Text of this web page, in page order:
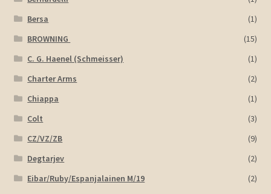
Bersa
(1)
BROWNING
(15)
C. G. Haenel (Schmeisser)
(1)
Charter Arms
(2)
Chiappa
(1)
Colt
(3)
CZ/VZ/ZB
(9)
Degtarjev
(2)
Eibar/Ruby/Espanjalainen M/19
(2)